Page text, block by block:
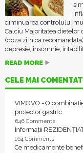
diminuarea controlului
Calciu Majoritatea dietelor
(doza zilnica
depresie, insomnie,
READ MORE
CELE MAI
VIMOVO - O
protector gastric
646 Comments
Informații
164 Comments
Ce medicamente